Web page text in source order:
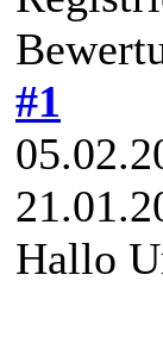
#1
Hallo